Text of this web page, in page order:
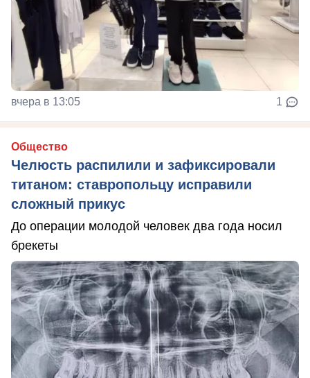
вчера в 13:05 1
Общество
Челюсть распилили и зафиксировали
титаном: ставропольцу исправили
сложный прикус
До операции молодой человек два года носил
брекеты